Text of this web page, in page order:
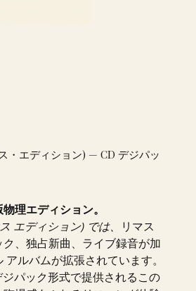
・エディション) — CD デジパッ
理エディション。
エディション) では、
リマス
、独占新曲、ライブ録音が加
ルバムが拡張されています。
パック形式で提供されるこの